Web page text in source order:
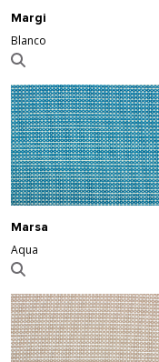
Margi
Blanco
Marsa
Aqua